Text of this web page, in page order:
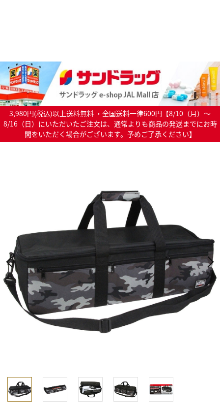
3,980円(税込)以上送料無料 ・全国送料一律600円【8/10（月）～
8/16（日）にいただいたご注文は、通常よりも商品の発送までにお時
間をいただく場合がございます。予めご了承ください】